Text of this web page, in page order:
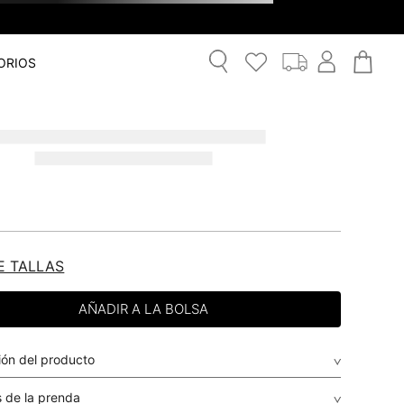
TALLAS
del producto
de la prenda